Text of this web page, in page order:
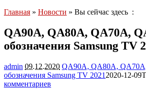
Главная » Новости » Вы сейчас здесь :
QA90A, QA80A, QA70A,
обозначения Samsung TV
admin 09.12.2020 QA90A, QA80A,
обозначения Samsung TV 2021 2020-12-
комментариев